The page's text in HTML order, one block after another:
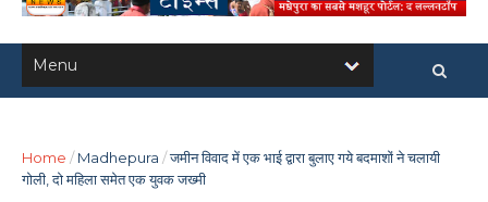
Home / Madhepura /जमीन विवाद में एक भाई द्वारा बुलाए गये बदमाशों ने चलायी
गोली, दो महिला समेत एक युवक जख्मी